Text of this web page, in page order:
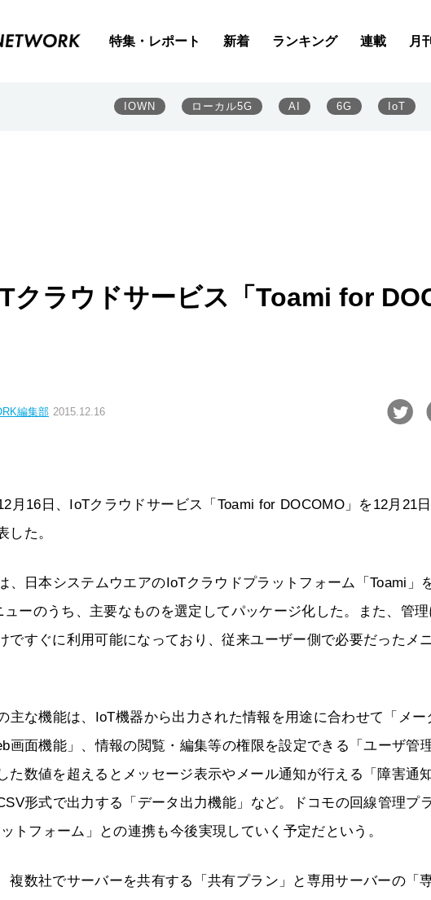
特集・レポート 新着 ランキング 連載 月
IOWN ローカル5G AI 6G IoT
クラウドサービス「Toami for
編集部 2015.12.16
月16日、IoTクラウドサービス「Toami for DOCOMO」を12月21
した。
、日本システムウエアのIoTクラウドプラットフォーム「Toami」
ューのうち、主要なものを選定してパッケージ化した。また、管
ですぐに利用可能になっており、従来ユーザー側で必要だったメ
主な機能は、IoT機器から出力された情報を用途に合わせて「メー
画面機能」、情報の閲覧・編集等の権限を設定できる「ユーザ管
た数値を超えるとメッセージ表示やメール通知が行える「障害通
形式で出力する「データ出力機能」など。ドコモの回線管理プ
トフォーム」との連携も今後実現していく予定だという。
複数社でサーバーを共有する「共有プラン」と専用サーバーの「